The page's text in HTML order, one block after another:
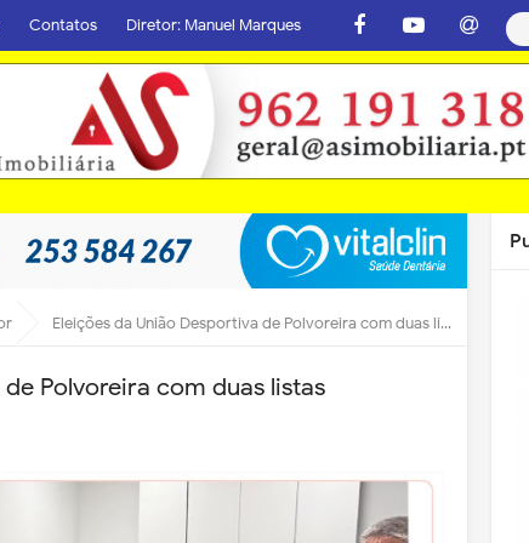
Contatos Diretor: Manuel Marques
Eleições da União Desportiva de Polvoreira com duas listas
Polvoreira com duas listas